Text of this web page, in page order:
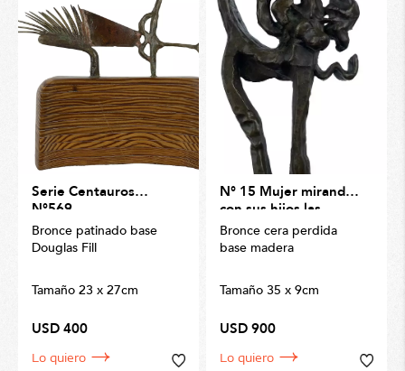
Serie Centauros
N°569
Bronce patinado base
Douglas Fill
Tamaño 23 x 27cm
USD 400
Lo quiero
N° 15 Mujer mirando
con sus hijos las
exposiciones
Bronce cera perdida
base madera
Tamaño 35 x 9cm
USD 900
Lo quiero